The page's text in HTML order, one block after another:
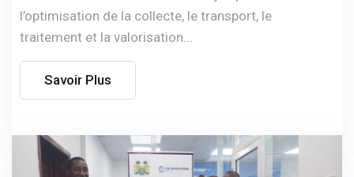
l’optimisation de la collecte, le transport, le
traitement et la valorisation...
Savoir Plus